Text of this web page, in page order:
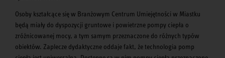
Osoby kształcące się w Branżowym Centrum Umiejętności w Miastku
będą miały do dyspozycji gruntowe i powietrzne pompy ciepła o
zróżnicowanej mocy, a tym samym przeznaczone do różnych typów
obiektów. Zaplecze dydaktyczne oddaje fakt, że technologia pomp